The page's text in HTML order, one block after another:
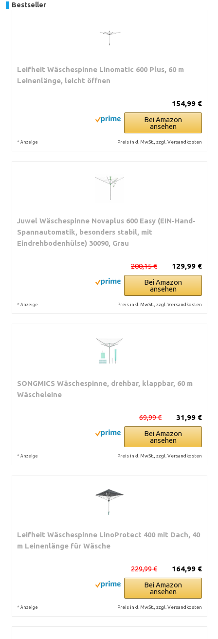
Bestseller
Leifheit Wäschespinne Linomatic 600 Plus, 60 m
Leinenlänge, leicht öffnen
154,99 €
Bei Amazon
ansehen
* Anzeige Preis inkl. MwSt., zzgl. Versandkosten
Juwel Wäschespinne Novaplus 600 Easy (EIN-Hand-
Spannautomatik, besonders stabil, mit
Eindrehbodenhülse) 30090, Grau
129,99 €
200,15 €
Bei Amazon
ansehen
* Anzeige Preis inkl. MwSt., zzgl. Versandkosten
SONGMICS Wäschespinne, drehbar, klappbar, 60 m
Wäscheleine
31,99 €
69,99 €
Bei Amazon
ansehen
* Anzeige Preis inkl. MwSt., zzgl. Versandkosten
Leifheit Wäschespinne LinoProtect 400 mit Dach, 40
m Leinenlänge für Wäsche
164,99 €
229,99 €
Bei Amazon
ansehen
* Anzeige Preis inkl. MwSt., zzgl. Versandkosten